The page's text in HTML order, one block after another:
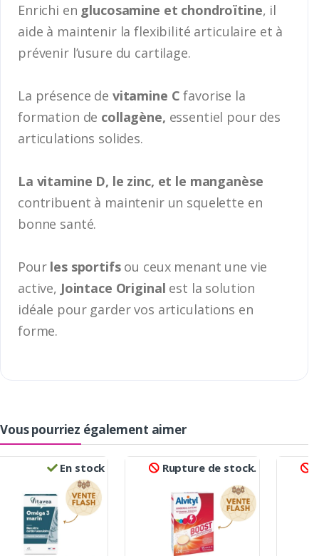
Enrichi en glucosamine et chondroïtine, il
aide à maintenir la flexibilité articulaire et à
prévenir l’usure du cartilage.
La présence de vitamine Cfavorise la
formation de collagène, essentiel pour des
articulations solides.
La vitamine D, le zinc, et le manganèse
contribuent à maintenir un squelette en
bonne santé.
Pour les sportifsou ceux menant une vie
active, Jointace Original est la solution
idéale pour garder vos articulations en
forme.
Vous pourriez également aimer
En stock Rupture de stock.